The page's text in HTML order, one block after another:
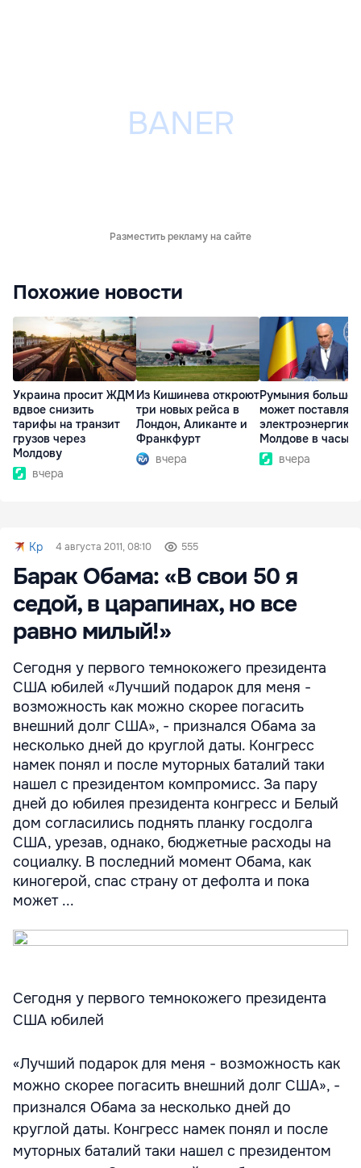
Разместить рекламу на сайте
Похожие новости
Украина просит ЖДМ
вдвое снизить
тарифы на транзит
грузов через
Молдову
вчера
Из Кишинева откроют
три новых рейса в
Лондон, Аликанте и
Франкфурт
вчера
Румыния больше
может поставлять
электроэнергию
Молдове в часы
вчера
Kp 4 августа 2011, 08:10 555
Барак Обама: «В свои 50 я
седой, в царапинах, но все
равно милый!»
Сегодня у первого темнокожего президента
США юбилей «Лучший подарок для меня -
возможность как можно скорее погасить
внешний долг США», - признался Обама за
несколько дней до круглой даты. Конгресс
намек понял и после муторных баталий таки
нашел с президентом компромисс. За пару
дней до юбилея президента конгресс и Белый
дом согласились поднять планку госдолга
США, урезав, однако, бюджетные расходы на
социалку. В последний момент Обама, как
киногерой, спас страну от дефолта и пока
может ...
Сегодня у первого темнокожего президента
США юбилей
«Лучший подарок для меня - возможность как
можно скорее погасить внешний долг США», -
признался Обама за несколько дней до
круглой даты. Конгресс намек понял и после
муторных баталий таки нашел с президентом